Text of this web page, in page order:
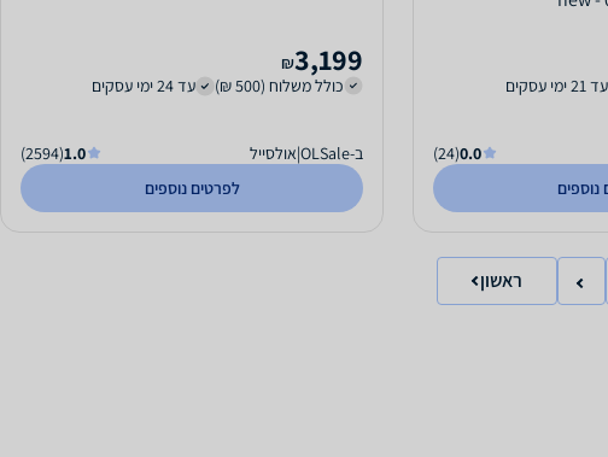
עד 21 ימי עסקים
0.0
(24)
נוספים
3,199
₪
כולל משלוח (500 ₪)
עד 24 ימי עסקים
ב-OLSale|אולסייל 1.0
(2594)
לפרטים נוספים
ראשון